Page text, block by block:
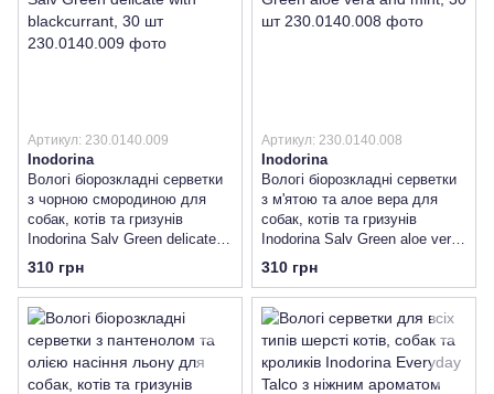
Артикул: 230.0140.009
Inodorina
Вологі біорозкладні серветки
з чорною смородиною для
собак, котів та гризунів
Inodorina Salv Green delicate
with blackcurrant, 30 шт
310 грн
Артикул: 230.0140.008
Inodorina
Вологі біорозкладні серветки
з м'ятою та алое вера для
собак, котів та гризунів
Inodorina Salv Green aloe vera
and mint, 30 шт
310 грн